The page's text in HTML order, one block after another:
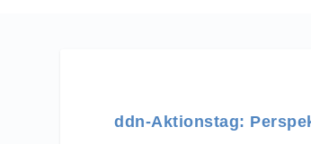
ddn-Aktionstag: